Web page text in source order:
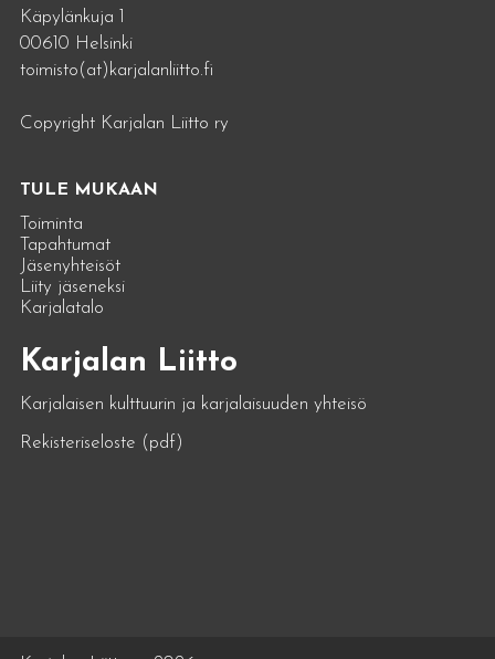
Käpylänkuja 1
00610 Helsinki
toimisto(at)karjalanliitto.fi
Copyright Karjalan Liitto ry
TULE MUKAAN
Toiminta
Tapahtumat
Jäsenyhteisöt
Liity jäseneksi
Karjalatalo
Karjalan Liitto
Karjalaisen kulttuurin ja karjalaisuuden yhteisö
Rekisteriseloste (pdf)